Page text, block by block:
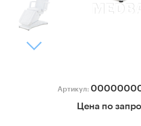
Артикул:
Цена по